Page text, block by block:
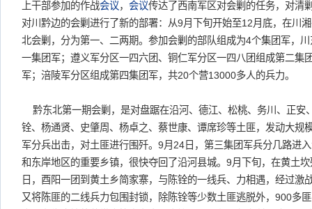
上干部参加的作战会议， 会议传达了西南军区对会剿的任务，对清
对川黔边的会剿进行了新的部署：从9月下旬开始至12月底，在川
北会剿，分为第一、二两期。参加会剿的部队组成为4个集团军，
一集团军；遵义军分区一四六团、铜仁军分区一四八团组成第二集
军；涪陵军分区组成第四集团军，共20个营13000多人的兵力。
黔东北第一期会剿，是对盘踞在沿河、德江、松桃、务川、正安
铨、杨通贤、史肇周、杨卓之、蔡世康、谭席珍等土匪，发动大规
军分兵出击，对土匪进行围歼。9月24日，第三集团军兵分几路进
和东岸地区的重要乡镇，很快夺回了沿河县城。9月下旬，在黄土
日，酉阳一团到黄土乡简家寨，与陈铨的一线兵、力相遇，经过激
又将陈匪的二线兵力包围封锁，除陈铨等少数土匪逃脱外，900多